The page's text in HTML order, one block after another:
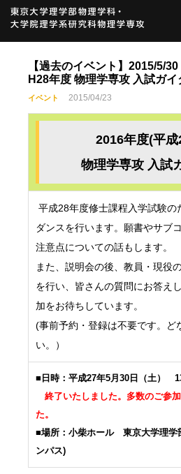
【過去のイベント】2015/5/
H28年度 物理学専攻 入試ガイ
イベント 2015/04/23
2016年度(平成
物理学専攻 入試
平成28年度修士課程入学試験の
ダンスを行います。願書やサブ
注意点についての話もします。
また、説明会の後、教員・現役
を行い、皆さんの質問にお答え
加をお待ちしています。
(事前予約・登録は不要です。ど
い。）
■日時：平成27年5月30日（土
終了いたしました。多数のご参
た。
■場所：小柴ホール 東京大学理学
ンパス)